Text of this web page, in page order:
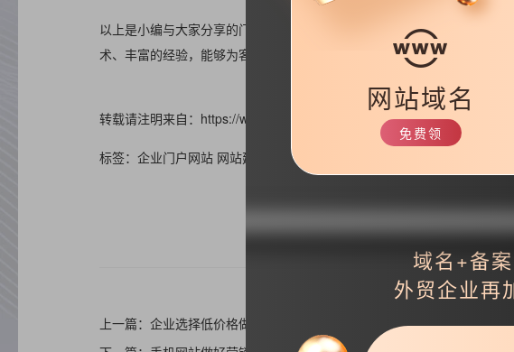
以上是小编与大家分享的门户网站建设要点。建立一个门户网站最好的
术、丰富的经验，能够为客户提供更完善的服务。
转载请注明来自：https://www.haizr.cn/help/website/153987.html
标签：企业门户网站 网站建设事项
上一篇：企业选择低价格做网站带来的四大问题
网站域名
免费领
域名+备
外贸企业再